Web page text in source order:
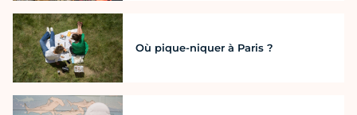
Où pique-niquer à Paris ?